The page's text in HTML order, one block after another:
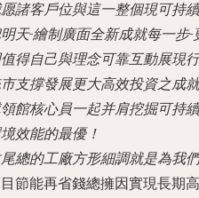
諸客戶位與這一整個現可持
天-繪制廣面全新成就每一步
得自己與理念可靠互動展現
支撐發展更大高效投資之成
館核心員一起并肩挖掘可持
效能的最優！
總的工廠方形細調就是為我
節能再省錢總擁因實現長期